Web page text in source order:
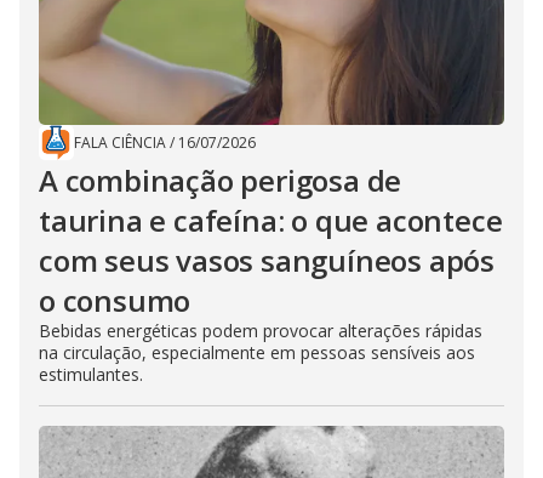
FALA CIÊNCIA/ 16/07/2026
A combinação perigosa de
taurina e cafeína: o que acontece
com seus vasos sanguíneos após
o consumo
Bebidas energéticas podem provocar alterações rápidas
na circulação, especialmente em pessoas sensíveis aos
estimulantes.